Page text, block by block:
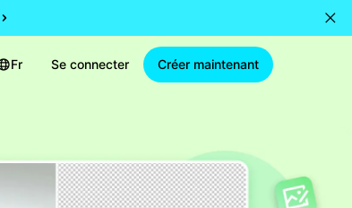
Fr Se connecter
Créer maintenant